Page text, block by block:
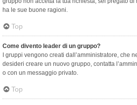
ha le sue buone ragioni.
Top
Come divento leader di un gruppo?
I gruppi vengono creati dall’amministratore, che
desideri creare un nuovo gruppo, contatta
o con un messaggio privato.
Top